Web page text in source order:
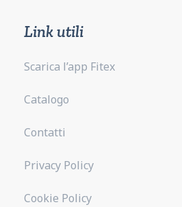
Link utili
Scarica l’app Fitex
Catalogo
Contatti
Privacy Policy
Cookie Policy